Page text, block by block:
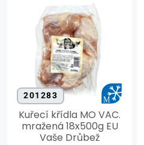
201283
Kuřecí křídla MO VAC.
mražená 18x500g EU
Vaše Drůbež